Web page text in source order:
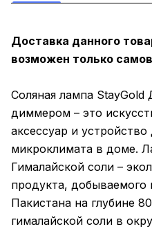
Доставка данного
возможен только
Соляная лампа
диммером – это
аксессуар и
микроклимата в доме.
Гималайской соли –
продукта,
Пакистана на глубине
гималайской соли в